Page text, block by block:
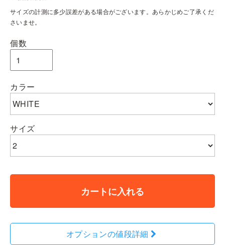
サイズの計測に多少誤差がある場合がございます。あらかじめご了承くだ
さいませ。
個数
カラー
サイズ
カートに入れる
オプションの値段詳細